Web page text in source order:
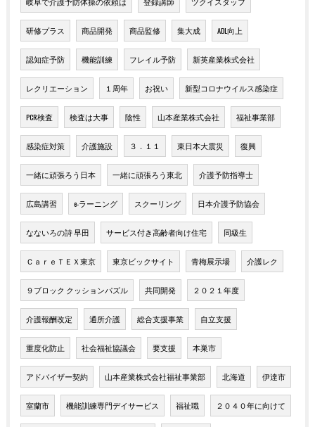
研修プラス 商品開発 商品監修 集大成 ADL向上
認知症予防 機能訓練 フレイル予防 新英産業株式会社
レクリエーション １周年 お祝い 新型コロナウイルス感染症
PCR検査 検査は大事 陰性 山本産業株式会社 福祉事業部
感染症対策 介護施設 ３．１１ 東日本大震災 復興
一緒に頑張ろう日本 一緒に頑張ろう東北 介護予防指導士
広島講習 e-ラーニング スクーリング 日本介護予防協会
なないろの詩 早田 サービス付き高齢者向け住宅 同級生
ＣａｒｅＴＥＸ東京 東京ビックサイト 青梅展示場 介護レク
９ブロック クッションパズル 共同開発 ２０２１年度
介護報酬改定 通所介護 総合支援事業 自立支援
重度化防止 社会福祉協議会 要支援 本巣市
アドバイザー契約 山本産業株式会社福祉事業部 北海道 伊達市
室蘭市 機能訓練専門デイサービス 福祉職 ２０４０年に向けて